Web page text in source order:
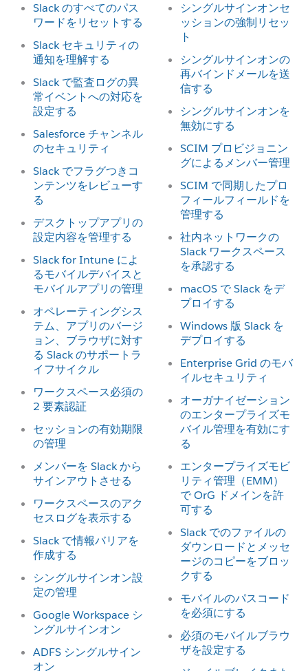
Slack のすべてのパス
ワードをリセットする
Slack セキュリティの
通知を理解する
Slack で監査ログの異
常イベントへの対応を
設定する
Salesforce チャンネル
のセキュリティ
Slack でフラグつきコ
ンテンツをレビューす
る
デスクトップアプリの
設定内容を管理する
Slack for Intune によ
るモバイルデバイスと
モバイルアプリの管理
オペレーティングシス
テム、アプリのバージ
ョン、ブラウザに対す
る Slack のサポートラ
イフサイクル
ワークスペース必須の
2 要素認証
セッションの有効期限
の管理
メンバーを Slack から
サインアウトさせる
ワークスペースのアク
セスログを表示する
Slack で情報バリアを
作成する
シングルサインオン設
定の管理
Google Workspace シ
ングルサインオン
ADFS シングルサイン
オン
シングルサインオンセ
ッションの強制リセッ
ト
シングルサインオンの
再バインドメールを送
信する
シングルサインオンを
無効にする
SCIM プロビジョニン
グによるメンバー管理
SCIM で同期したプロ
フィールフィールドを
管理する
社内ネットワークの
Slack ワークスペース
を承認する
macOS で Slack をデ
プロイする
Windows 版 Slack を
デプロイする
Enterprise Grid のモバ
イルセキュリティ
オーガナイゼーション
のエンタープライズモ
バイル管理を有効にす
る
エンタープライズモビ
リティ管理（EMM）
で OrG ドメインを許
可する
Slack でのファイルの
ダウンロードとメッセ
ージのコピーをブロッ
クする
モバイルのパスコード
を必須にする
必須のモバイルブラウ
ザを設定する